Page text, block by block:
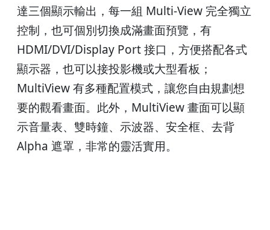
達三個顯示輸出，每一組 Multi-View 完全獨立
控制，也可個別切換成滿畫面預覽，有
HDMI/DVI/Display Port 接口，方便搭配各式
顯示器，也可以接投影機或大型看板；
MultiView 有多種配置模式，讓您自由規劃想
要的觀看畫面。此外，MultiView 畫面可以顯
示音量表、雙時鐘、示波器、安全框、去背
Alpha 遮罩，非常的靈活實用。